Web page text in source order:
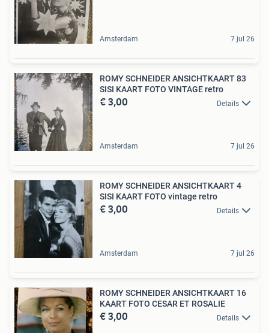
Amsterdam 7 jul 26
ROMY SCHNEIDER ANSICHTKAART 83
SISI KAART FOTO VINTAGE retro
€ 3,00 Details
Amsterdam 7 jul 26
ROMY SCHNEIDER ANSICHTKAART 4
SISI KAART FOTO vintage retro
€ 3,00 Details
Amsterdam 7 jul 26
ROMY SCHNEIDER ANSICHTKAART 16
KAART FOTO CESAR ET ROSALIE
€ 3,00 Details